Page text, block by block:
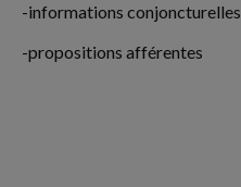
-informations conjoncturelles
-propositions afférentes